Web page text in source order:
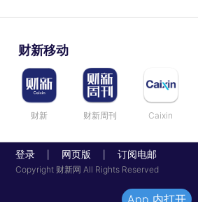
财新移动
财新 财新周刊 Caixin
登录 网页版 订阅电邮
Copyright 财新网 All Rights Reserved
App 内打开